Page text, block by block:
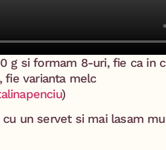
g si formam 8-uri, fie ca in
fie varianta melc
)⁣
un servet si mai lasam